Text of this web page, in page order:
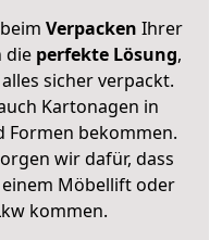
Verpacken Ihrer
die perfekte Lösung,
sicher verpackt.
Kartonagen in
Formen bekommen.
wir dafür, dass
Möbellift oder
kommen.